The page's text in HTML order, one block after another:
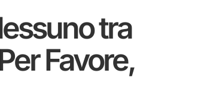
tra
Favore,